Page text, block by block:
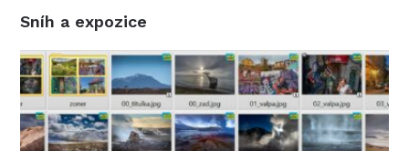
Sníh a expozice